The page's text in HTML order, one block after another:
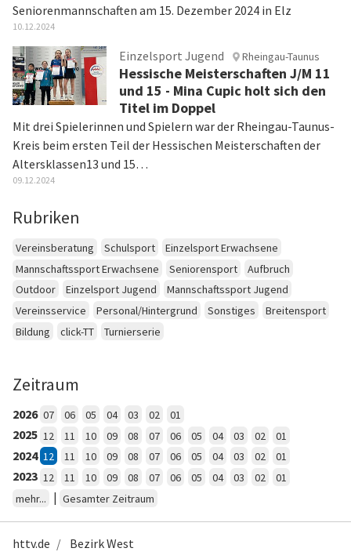
Seniorenmannschaften am 15. Dezember 2024 in Elz
10.12.2024
Einzelsport Jugend Rheingau-Taunus
Hessische Meisterschaften J/M 11
und 15 - Mina Cupic holt sich den
Titel im Doppel
Mit drei Spielerinnen und Spielern war der Rheingau-Taunus-
Kreis beim ersten Teil der Hessischen Meisterschaften der
Altersklassen13 und 15…
09.12.2024
Rubriken
Vereinsberatung Schulsport
Einzelsport Erwachsene
Mannschaftssport Erwachsene
Seniorensport
Aufbruch
Outdoor
Einzelsport Jugend
Mannschaftssport Jugend
Vereinsservice
Personal/Hintergrund Sonstiges
Breitensport
Bildung
click-TT Turnierserie
Zeitraum
2026 07 06 05 04 03 02 01
2025 12 11 10 09 08 07 06 05 04 03 02 01
2024 12 11 10 09 08 07 06 05 04 03 02 01
2023 12 11 10 09 08 07 06 05 04 03 02
01
mehr...
| Gesamter Zeitraum
httv.de Bezirk West